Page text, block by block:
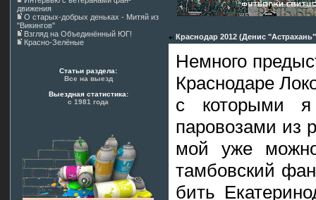
движения
О старых-добрых деньках - Митяй из
"Викингов"
Взгляд на Объединённый ЮГ!
Красно-Зелёные
Статьи раздела:
Все на выезд
Выездная статистика:
с 1981 года
Краснодар 2012 (Денис
Немного
Краснодаре
с которыми
паровозами из
мой уже
тамбовский
бить